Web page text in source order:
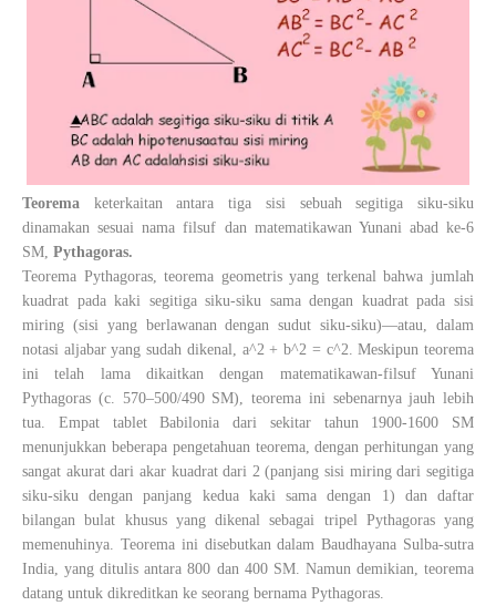
Teorema keterkaitan antara tiga sisi sebuah segitiga siku-siku
dinamakan sesuai nama filsuf dan matematikawan Yunani abad ke-6
SM, Pythagoras.
Teorema Pythagoras, teorema geometris yang terkenal bahwa jumlah
kuadrat pada kaki segitiga siku-siku sama dengan kuadrat pada sisi
miring (sisi yang berlawanan dengan sudut siku-siku)—atau, dalam
notasi aljabar yang sudah dikenal, a^2 + b^2 = c^2. Meskipun teorema
ini telah lama dikaitkan dengan matematikawan-filsuf Yunani
Pythagoras (c. 570–500/490 SM), teorema ini sebenarnya jauh lebih
tua. Empat tablet Babilonia dari sekitar tahun 1900-1600 SM
menunjukkan beberapa pengetahuan teorema, dengan perhitungan yang
sangat akurat dari akar kuadrat dari 2 (panjang sisi miring dari segitiga
siku-siku dengan panjang kedua kaki sama dengan 1) dan daftar
bilangan bulat khusus yang dikenal sebagai tripel Pythagoras yang
memenuhinya. Teorema ini disebutkan dalam Baudhayana Sulba-sutra
India, yang ditulis antara 800 dan 400 SM. Namun demikian, teorema
datang untuk dikreditkan ke seorang bernama Pythagoras.